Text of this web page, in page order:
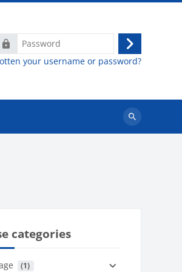
Password
Log
in
your username or password?
Search
categories
(1)